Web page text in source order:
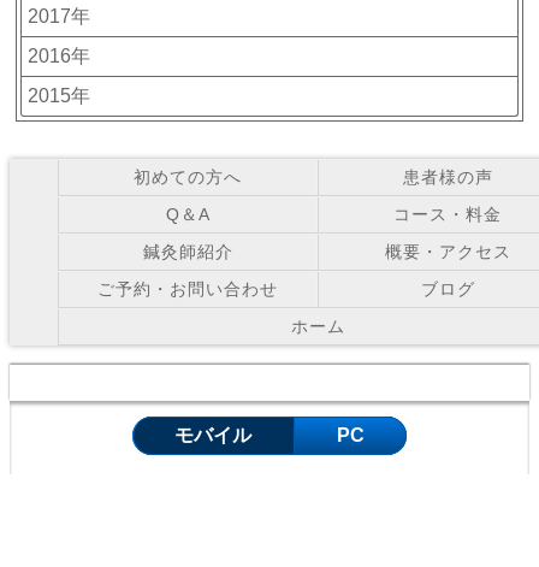
2017年
2016年
2015年
初めての方へ
患者様の声
Q＆A
コース・料金
鍼灸師紹介
概要・アクセス
ご予約・お問い合わせ
ブログ
ホーム
モバイル PC